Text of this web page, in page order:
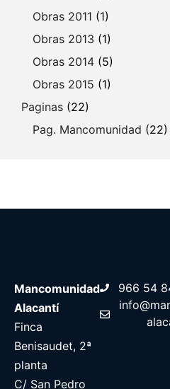
Obras 2011 (1)
Obras 2013 (1)
Obras 2014 (5)
Obras 2015 (1)
Paginas (22)
Pag. Mancomunidad (22)
Mancomunidad
Alacantí
Finca
Benisaudet, 2ª
planta
C/ San Pedro
966 54